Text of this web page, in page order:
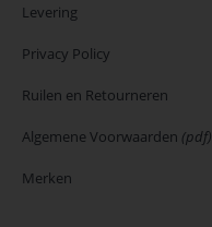
Levering
Privacy Policy
Ruilen en Retourneren
Algemene Voorwaarden (pdf)
Merken